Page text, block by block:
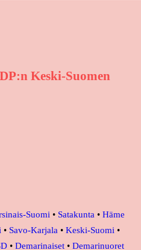
Keski-Suomen
Suomi • Satakunta • Häme
• Savo-Karjala • Keski-Suomi •
• Demarinaiset • Demarinuoret